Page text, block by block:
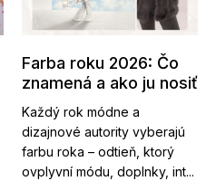
Farba roku 2026: Čo
znamená a ako ju nosiť
Každý rok módne a
dizajnové autority vyberajú
farbu roka – odtieň, ktorý
ovplyvní módu, doplnky, int...